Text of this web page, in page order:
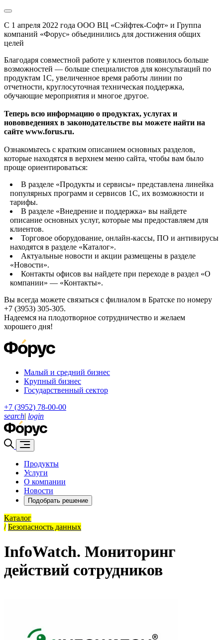
С 1 апреля 2022 года ООО ВЦ «Сэйфтек-Софт» и Группа
компаний «Форус» объединились для достижения общих
целей
Благодаря совместной работе у клиентов появилось больше
возможностей — больше специалистов для консультаций по
продуктам 1С, увеличенное время работы линии по
отчетности, круглосуточная техническая поддержка,
обучающие мероприятия и многое другое.
Теперь всю информацию о продуктах, услугах и
нововведениях в законодательстве вы можете найти на
сайте www.forus.ru.
Ознакомьтесь с кратким описанием основных разделов,
которые находятся в верхнем меню сайта, чтобы вам было
проще ориентироваться:
В разделе «Продукты и сервисы» представлена линейка
популярных программ и сервисов 1С, их возможности и
тарифы.
В разделе «Внедрение и поддержка» вы найдете
описание основных услуг, которые мы предоставляем для
клиентов.
Торговое оборудование, онлайн-кассы, ПО и антивирусы
находятся в разделе «Каталог».
Актуальные новости и акции размещены в разделе
«Новости».
Контакты офисов вы найдете при переходе в раздел «О
компании» — «Контакты».
Вы всегда можете связаться с филиалом в Братске по номеру
+7 (3953) 305-305.
Надеемся на плодотворное сотрудничество и желаем
хорошего дня!
Малый и средний бизнес
Крупный бизнес
Государственный сектор
+7 (3952) 78-00-00
search| login
Продукты
Услуги
О компании
Новости
Подобрать решение
Каталог
/ Безопасность данных
InfoWatch. Мониторинг
действий сотрудников